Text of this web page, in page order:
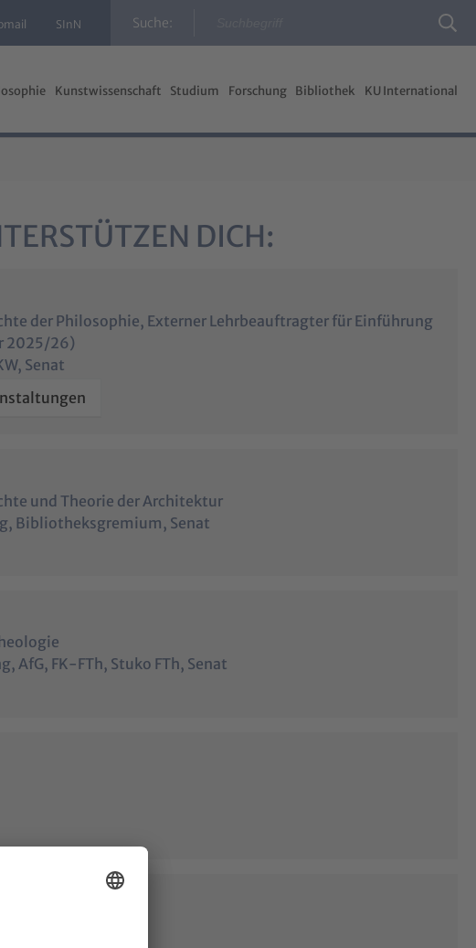
SInN Suche:
Kunstwissenschaft Studium Forschung Bibliothek KU International
DICH:
der Philosophie, Externer Lehrbeauftragter für Einführung
2025/26)
Senat
und Theorie der Architektur
Bibliotheksgremium, Senat
AfG, FK-FTh, Stuko FTh, Senat